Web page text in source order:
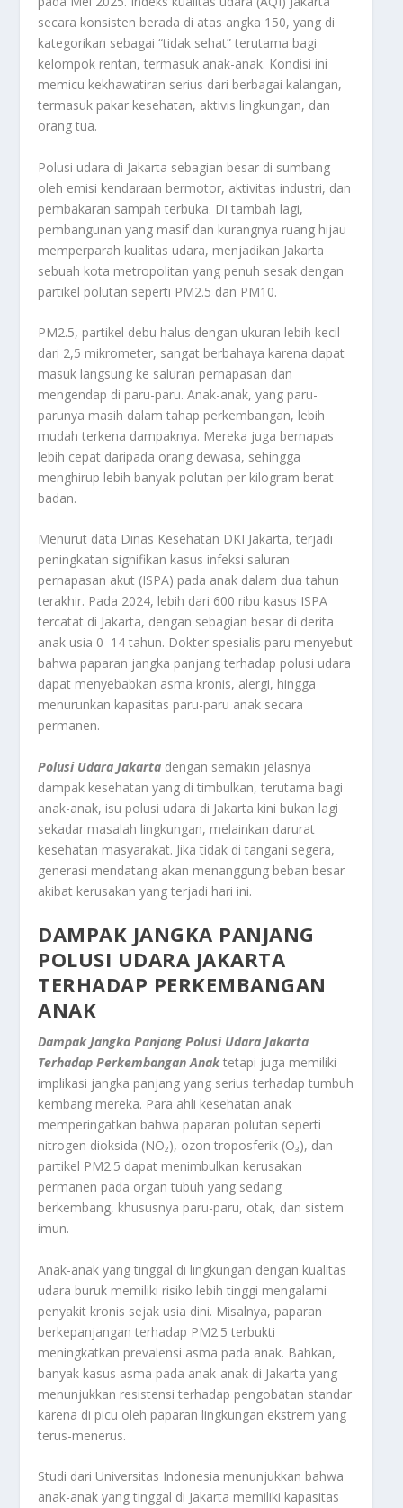
secara konsisten berada di atas angka 150, yang di
kategorikan sebagai “tidak sehat” terutama bagi
kelompok rentan, termasuk anak-anak. Kondisi ini
memicu kekhawatiran serius dari berbagai kalangan,
termasuk pakar kesehatan, aktivis lingkungan, dan
orang tua.
Polusi udara di Jakarta sebagian besar di sumbang
oleh emisi kendaraan bermotor, aktivitas industri, dan
pembakaran sampah terbuka. Di tambah lagi,
pembangunan yang masif dan kurangnya ruang hijau
memperparah kualitas udara, menjadikan Jakarta
sebuah kota metropolitan yang penuh sesak dengan
partikel polutan seperti PM2.5 dan PM10.
PM2.5, partikel debu halus dengan ukuran lebih kecil
dari 2,5 mikrometer, sangat berbahaya karena dapat
masuk langsung ke saluran pernapasan dan
mengendap di paru-paru. Anak-anak, yang paru-
parunya masih dalam tahap perkembangan, lebih
mudah terkena dampaknya. Mereka juga bernapas
lebih cepat daripada orang dewasa, sehingga
menghirup lebih banyak polutan per kilogram berat
badan.
Menurut data Dinas Kesehatan DKI Jakarta, terjadi
peningkatan signifikan kasus infeksi saluran
pernapasan akut (ISPA) pada anak dalam dua tahun
terakhir. Pada 2024, lebih dari 600 ribu kasus ISPA
tercatat di Jakarta, dengan sebagian besar di derita
anak usia 0–14 tahun. Dokter spesialis paru menyebut
bahwa paparan jangka panjang terhadap polusi udara
dapat menyebabkan asma kronis, alergi, hingga
menurunkan kapasitas paru-paru anak secara
permanen.
Polusi Udara Jakarta dengan semakin jelasnya
dampak kesehatan yang di timbulkan, terutama bagi
anak-anak, isu polusi udara di Jakarta kini bukan lagi
sekadar masalah lingkungan, melainkan darurat
kesehatan masyarakat. Jika tidak di tangani segera,
generasi mendatang akan menanggung beban besar
akibat kerusakan yang terjadi hari ini.
DAMPAK JANGKA PANJANG
POLUSI UDARA JAKARTA
TERHADAP PERKEMBANGAN
ANAK
Dampak Jangka Panjang Polusi Udara Jakarta
Terhadap Perkembangan Anaktetapi juga memiliki
implikasi jangka panjang yang serius terhadap tumbuh
kembang mereka. Para ahli kesehatan anak
memperingatkan bahwa paparan polutan seperti
nitrogen dioksida (NO₂), ozon troposferik (O₃), dan
partikel PM2.5 dapat menimbulkan kerusakan
permanen pada organ tubuh yang sedang
berkembang, khususnya paru-paru, otak, dan sistem
imun.
Anak-anak yang tinggal di lingkungan dengan kualitas
udara buruk memiliki risiko lebih tinggi mengalami
penyakit kronis sejak usia dini. Misalnya, paparan
berkepanjangan terhadap PM2.5 terbukti
meningkatkan prevalensi asma pada anak. Bahkan,
banyak kasus asma pada anak-anak di Jakarta yang
menunjukkan resistensi terhadap pengobatan standar
karena di picu oleh paparan lingkungan ekstrem yang
terus-menerus.
Studi dari Universitas Indonesia menunjukkan bahwa
anak-anak yang tinggal di Jakarta memiliki kapasitas